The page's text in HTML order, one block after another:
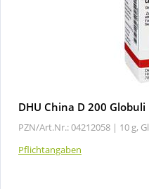
DHU China D 200 Globuli
PZN/Art.Nr.: 04212058 | 10 g,
Pflichtangaben